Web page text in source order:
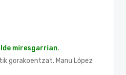
miresgarrian.
gorakoentzat. Manu López